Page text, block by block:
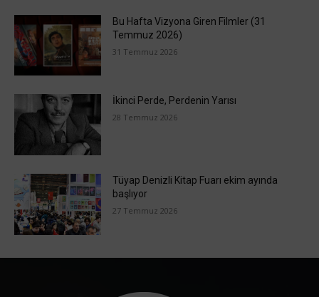
Bu Hafta Vizyona Giren Filmler (31
Temmuz 2026)
31 Temmuz 2026
İkinci Perde, Perdenin Yarısı
28 Temmuz 2026
Tüyap Denizli Kitap Fuarı ekim ayında
başlıyor
27 Temmuz 2026